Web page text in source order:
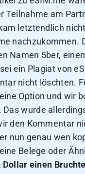
Teilnahme am
letztendlich
nachzukommen.
Namen 5ber,
ein Plagiat von
nicht löschten.
Option und wir
wurde
den Kommentar
nun genau wen
Belege oder
einen